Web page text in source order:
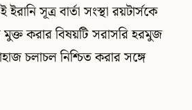
সূত্র বার্তা সংস্থা রয়টার্সকে
করার বিষয়টি সরাসরি হরমুজ
চলাচল নিশ্চিত করার সঙ্গে